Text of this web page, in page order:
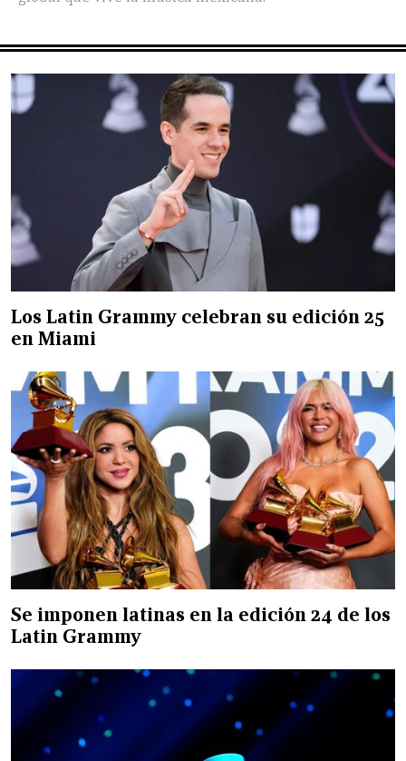
Los Latin Grammy celebran su edición 25
en Miami
Se imponen latinas en la edición 24 de los
Latin Grammy